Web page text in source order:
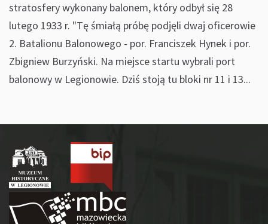
stratosfery wykonany balonem, który odbył się 28
lutego 1933 r. "Tę śmiałą próbę podjęli dwaj oficerowie
2. Batalionu Balonowego - por. Franciszek Hynek i por.
Zbigniew Burzyński. Na miejsce startu wybrali port
balonowy w Legionowie. Dziś stoją tu bloki nr 11 i 13...